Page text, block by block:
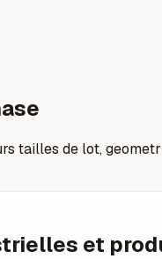
tailles de lot,
et